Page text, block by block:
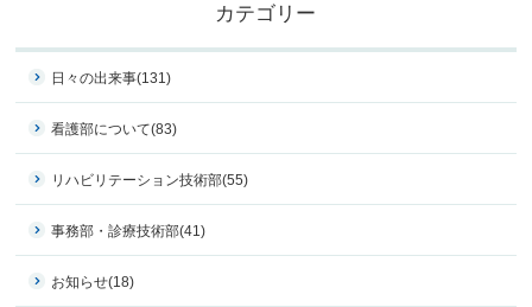
カテゴリー
日々の出来事(131)
看護部について(83)
リハビリテーション技術部(55)
事務部・診療技術部(41)
お知らせ(18)